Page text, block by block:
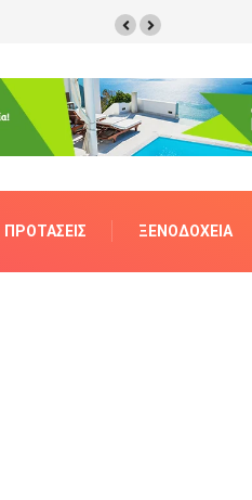
ΠΡΟΤΆΣΕΙΣ ΞΕΝΟΔΟΧΕΊΑ